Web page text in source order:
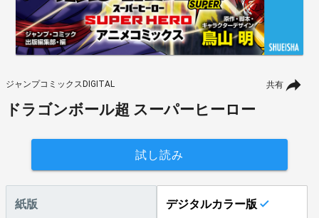
共有
ジャンプコミックスDIGITAL
ドラゴンボール超 スーパーヒーロー
試し読み
紙版 デジタルカラー版